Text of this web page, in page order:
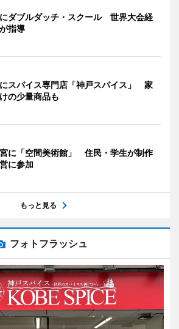
ダブルダッチ・スクール 世界大会経
指導
スパイス専門店「神戸スパイス」 家
の少量商品も
に「空間美術館」 住民・学生が制作
に参加
もっと見る
フォトフラッシュ